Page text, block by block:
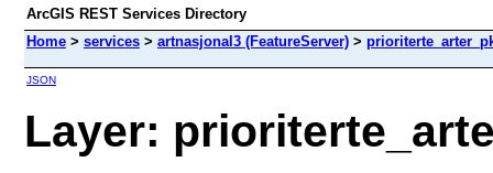
ArcGIS REST Services Directory
Home > services > artnasjonal3 (FeatureServer) >
JSON
Layer: